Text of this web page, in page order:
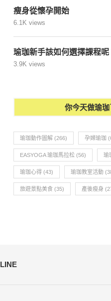
瘦身從懷孕開始
6.1K views
瑜珈新手該如何選擇課程呢
3.9K views
你今天做瑜珈
瑜珈動作圖解 (266) 孕婦瑜珈
EASYOGA 瑜珈馬拉松 (56) 瑜
瑜珈心得 (43) 瑜珈教室活動
旅遊景點美食 (35) 產後瘦身
LINE